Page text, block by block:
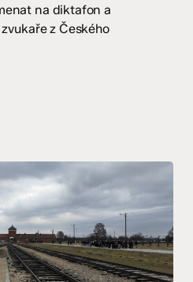
na diktafon a
z Českého